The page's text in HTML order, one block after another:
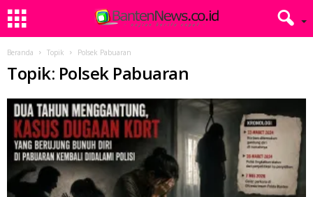
Beranda Topik Polsek Pabuaran
Topik: Polsek Pabuaran